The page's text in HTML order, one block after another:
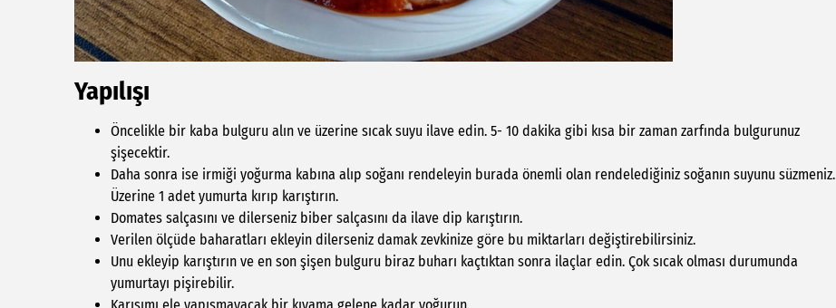
Yapılışı
Öncelikle bir kaba bulguru alın ve üzerine sıcak suyu ilave edin. 5- 10 dakika gibi kısa bir zaman zarfında bulgurunuz
şişecektir.
Daha sonra ise irmiği yoğurma kabına alıp soğanı rendeleyin burada önemli olan rendelediğiniz soğanın suyunu süzmeniz.
Üzerine 1 adet yumurta kırıp karıştırın.
Domates salçasını ve dilerseniz biber salçasını da ilave dip karıştırın.
Verilen ölçüde baharatları ekleyin dilerseniz damak zevkinize göre bu miktarları değiştirebilirsiniz.
Unu ekleyip karıştırın ve en son şişen bulguru biraz buharı kaçtıktan sonra ilaçlar edin. Çok sıcak olması durumunda
yumurtayı pişirebilir.